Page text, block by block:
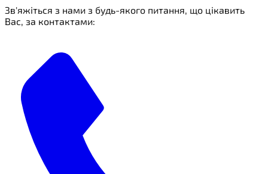
Зв'яжіться з нами з будь-якого питання, що цікавить
Вас, за контактами: